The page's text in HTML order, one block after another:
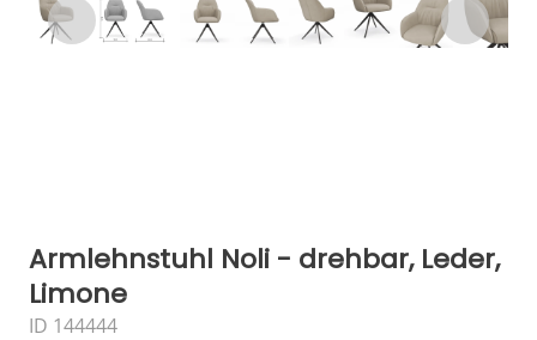
Armlehnstuhl Noli - drehbar, Leder,
Limone
ID 144444